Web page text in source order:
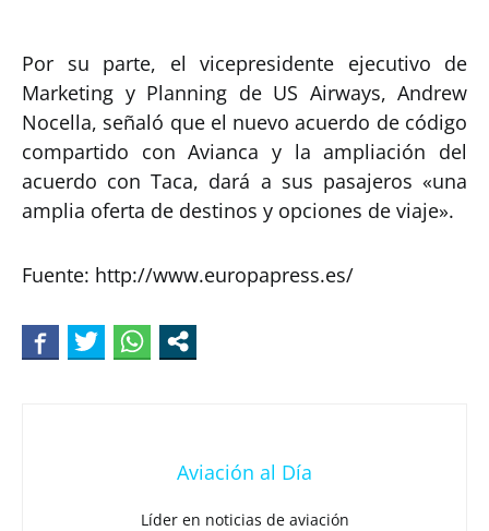
Por su parte, el vicepresidente ejecutivo de
Marketing y Planning de US Airways, Andrew
Nocella, señaló que el nuevo acuerdo de código
compartido con Avianca y la ampliación del
acuerdo con Taca, dará a sus pasajeros «una
amplia oferta de destinos y opciones de viaje».
Fuente: http://www.europapress.es/
Aviación al Día
Líder en noticias de aviación